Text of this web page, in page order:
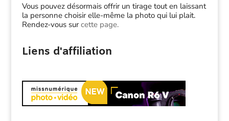
Vous pouvez désormais offrir un tirage tout en laissant
la personne choisir elle-même la photo qui lui plait.
Rendez-vous surcette page.
Liens d'affiliation